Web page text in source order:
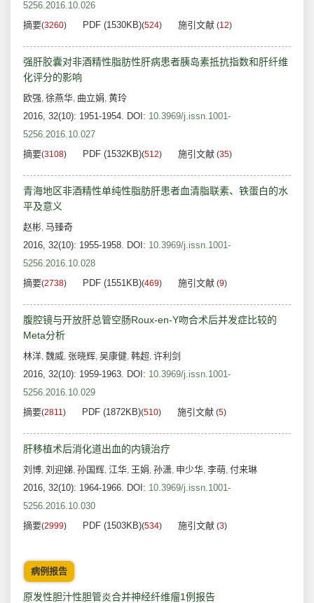
5256.2016.10.026
摘要(3260) PDF (1530KB)(524) 施引文献 (12)
强肝胶囊对非酒精性脂肪性肝病患者胰岛素抵抗指数和肝纤维
化评分的影响
欧强, 徐燕华, 曲立娟, 黄玲
2016, 32(10): 1951-1954. DOI: 10.3969/j.issn.1001-
5256.2016.10.027
摘要(3108) PDF (1532KB)(512) 施引文献 (35)
青海地区非酒精性单纯性脂肪肝患者血清脂联素、铁蛋白的水
平及意义
赵彬, 马臻奇
2016, 32(10): 1955-1958. DOI: 10.3969/j.issn.1001-
5256.2016.10.028
摘要(2738) PDF (1551KB)(469) 施引文献 (9)
腹腔镜与开放肝总管空肠Roux-en-Y吻合术后并发症比较的
Meta分析
林洋, 魏威, 张晓辉, 吴康健, 韩超, 许利剑
2016, 32(10): 1959-1963. DOI: 10.3969/j.issn.1001-
5256.2016.10.029
摘要(2811) PDF (1872KB)(510) 施引文献 (5)
肝移植术后消化道出血的内镜治疗
刘博, 刘迎娣, 孙国辉, 江华, 王娟, 孙潇, 申少华, 李萌, 付来琳
2016, 32(10): 1964-1966. DOI: 10.3969/j.issn.1001-
5256.2016.10.030
摘要(2999) PDF (1503KB)(534) 施引文献 (3)
病例报告
原发性胆汁性胆管炎合并神经纤维瘤1例报告